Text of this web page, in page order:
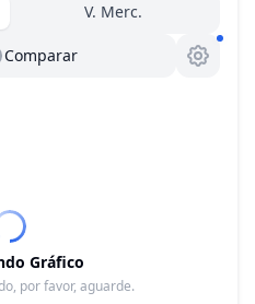
V. Merc.
Comparar
Gráfico
por favor, aguarde.